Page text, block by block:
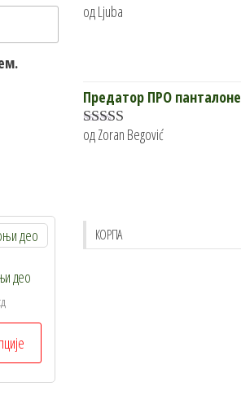
део
Овај
Оцењено са
од Ljuba
Предатор ПРО панталоне
Оцењено са
од Zoran Begović
КОРПА